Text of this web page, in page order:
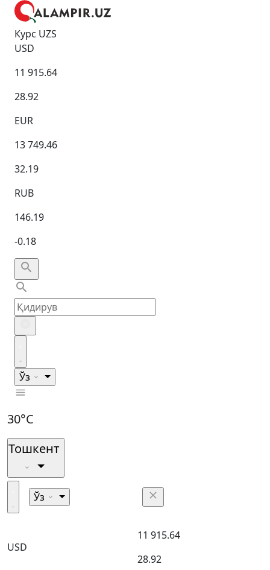
Курс UZS
USD
11 915.64
28.92
EUR
13 749.46
32.19
RUB
146.19
-0.18
Ўз
30°C
Тошкент
Ўз
USD
11 915.64
28.92